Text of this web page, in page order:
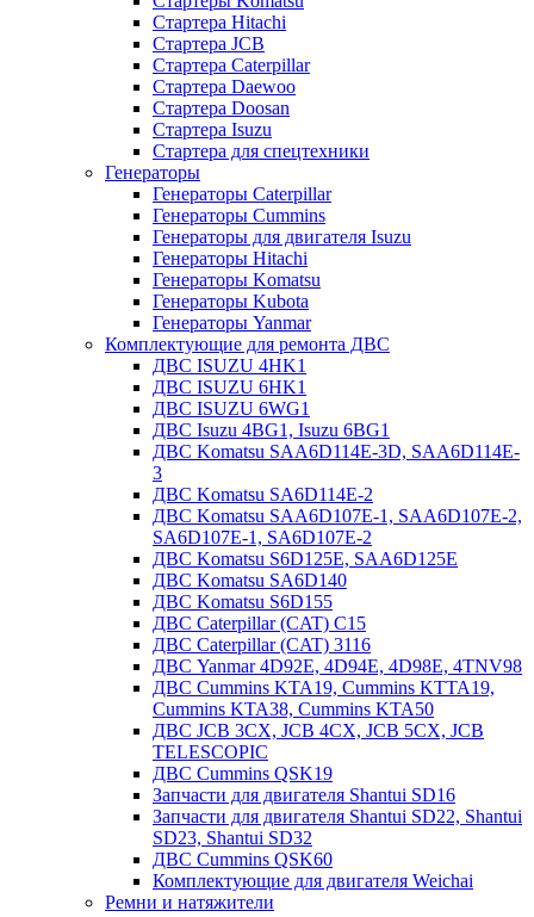
Стартера Hitachi
Стартера JCB
Стартера Caterpillar
Стартера Daewoo
Стартера Doosan
Стартера Isuzu
Стартера для спецтехники
Генераторы
Генераторы Caterpillar
Генераторы Cummins
Генераторы для двигателя Isuzu
Генераторы Hitachi
Генераторы Komatsu
Генераторы Kubota
Генераторы Yanmar
Комплектующие для ремонта ДВС
ДВС ISUZU 4HK1
ДВС ISUZU 6HK1
ДВС ISUZU 6WG1
ДВС Isuzu 4BG1, Isuzu 6BG1
ДВС Komatsu SAA6D114E-3D, SAA6D114E-
3
ДВС Komatsu SA6D114E-2
ДВС Komatsu SAA6D107E-1, SAA6D107E-2,
SA6D107E-1, SA6D107E-2
ДВС Komatsu S6D125E, SAA6D125E
ДВС Komatsu SA6D140
ДВС Komatsu S6D155
ДВС Caterpillar (CAT) C15
ДВС Caterpillar (CAT) 3116
ДВС Yanmar 4D92E, 4D94E, 4D98E, 4TNV98
ДВС Cummins KTA19, Cummins KTTA19,
Cummins KTA38, Cummins KTA50
ДВС JCB 3CX, JCB 4CX, JCB 5CX, JCB
TELESCOPIC
ДВС Cummins QSK19
Запчасти для двигателя Shantui SD16
Запчасти для двигателя Shantui SD22, Shantui
SD23, Shantui SD32
ДВС Cummins QSK60
Комплектующие для двигателя Weichai
Ремни и натяжители